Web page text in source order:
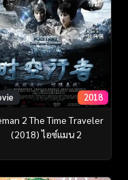
2018
2 The Time Traveler
(2018) ไอซ์แมน 2